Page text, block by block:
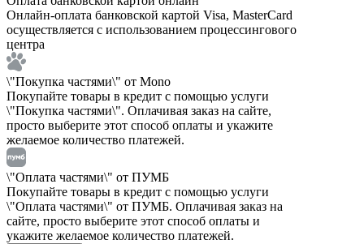
Онлайн-оплата банковской картой Visa, MasterCard
осуществляется с использованием процессингового
центра
\"Покупка частями\" от Mono
Покупайте товары в кредит с помощью услуги
\"Покупка частями\". Оплачивая заказ на сайте,
просто выберите этот способ оплаты и укажите
желаемое количество платежей.
\"Оплата частями\" от ПУМБ
Покупайте товары в кредит с помощью услуги
\"Оплата частями\" от ПУМБ. Оплачивая заказ на
сайте, просто выберите этот способ оплаты и
укажите желаемое количество платежей.